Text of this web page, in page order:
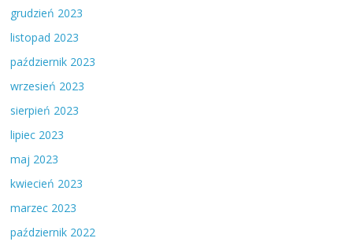
grudzień 2023
listopad 2023
październik 2023
wrzesień 2023
sierpień 2023
lipiec 2023
maj 2023
kwiecień 2023
marzec 2023
październik 2022